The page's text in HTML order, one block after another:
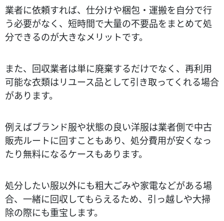
業者に依頼すれば、仕分けや梱包・運搬を自分で行
う必要がなく、短時間で大量の不要品をまとめて処
分できるのが大きなメリットです。
また、回収業者は単に廃棄するだけでなく、再利用
可能な衣類はリユース品として引き取ってくれる場合
があります​。
例えばブランド服や状態の良い洋服は業者側で中古
販売ルートに回すこともあり、処分費用が安くなっ
たり無料になるケースもあります​。
処分したい服以外にも粗大ごみや家電などがある場
合、一緒に回収してもらえるため、引っ越しや大掃
除の際にも重宝します。